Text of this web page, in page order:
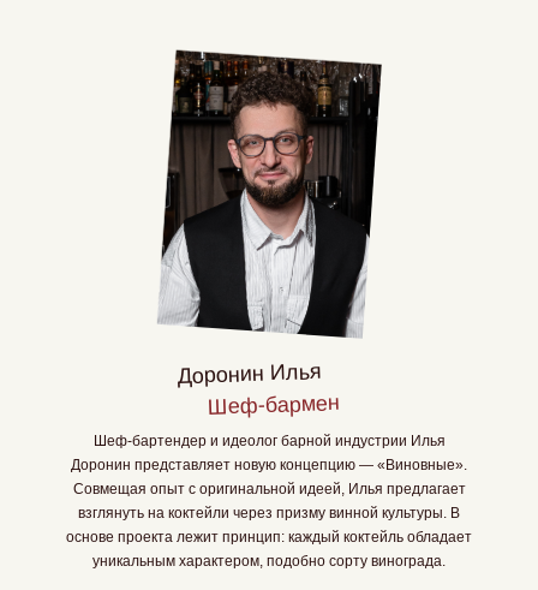
Шеф-бармен
Доронин Илья
Шеф-бартендер и идеолог барной индустрии Илья
Доронин представляет новую концепцию — «Виновные».
Совмещая опыт с оригинальной идеей, Илья предлагает
взглянуть на коктейли через призму винной культуры. В
основе проекта лежит принцип: каждый коктейль обладает
уникальным характером, подобно сорту винограда.